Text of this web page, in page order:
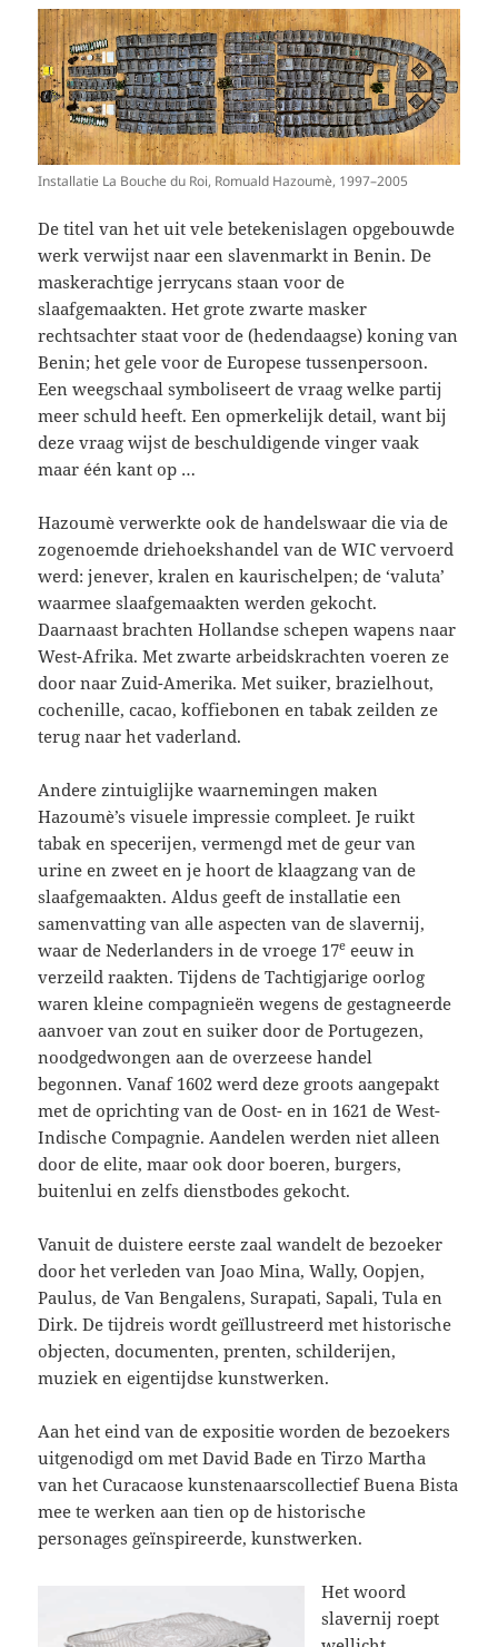
Installatie La Bouche du Roi, Romuald Hazoumè, 1997–2005
De titel van het uit vele betekenislagen opgebouwde
werk verwijst naar een slavenmarkt in Benin. De
maskerachtige jerrycans staan voor de
slaafgemaakten. Het grote zwarte masker
rechtsachter staat voor de (hedendaagse) koning van
Benin; het gele voor de Europese tussenpersoon.
Een weegschaal symboliseert de vraag welke partij
meer schuld heeft. Een opmerkelijk detail, want bij
deze vraag wijst de beschuldigende vinger vaak
maar één kant op …
Hazoumè verwerkte ook de handelswaar die via de
zogenoemde driehoekshandel van de WIC vervoerd
werd: jenever, kralen en kaurischelpen; de ‘valuta’
waarmee slaafgemaakten werden gekocht.
Daarnaast brachten Hollandse schepen wapens naar
West-Afrika. Met zwarte arbeidskrachten voeren ze
door naar Zuid-Amerika. Met suiker, brazielhout,
cochenille, cacao, koffiebonen en tabak zeilden ze
terug naar het vaderland.
Andere zintuiglijke waarnemingen maken
Hazoumè’s visuele impressie compleet. Je ruikt
tabak en specerijen, vermengd met de geur van
urine en zweet en je hoort de klaagzang van de
slaafgemaakten. Aldus geeft de installatie een
samenvatting van alle aspecten van de slavernij,
waar de Nederlanders in de vroege 17e eeuw in
verzeild raakten. Tijdens de Tachtigjarige oorlog
waren kleine compagnieën wegens de gestagneerde
aanvoer van zout en suiker door de Portugezen,
noodgedwongen aan de overzeese handel
begonnen. Vanaf 1602 werd deze groots aangepakt
met de oprichting van de Oost- en in 1621 de West-
Indische Compagnie. Aandelen werden niet alleen
door de elite, maar ook door boeren, burgers,
buitenlui en zelfs dienstbodes gekocht.
Vanuit de duistere eerste zaal wandelt de bezoeker
door het verleden van Joao Mina, Wally, Oopjen,
Paulus, de Van Bengalens, Surapati, Sapali, Tula en
Dirk. De tijdreis wordt geïllustreerd met historische
objecten, documenten, prenten, schilderijen,
muziek en eigentijdse kunstwerken.
Aan het eind van de expositie worden de bezoekers
uitgenodigd om met David Bade en Tirzo Martha
van het Curacaose kunstenaarscollectief Buena Bista
mee te werken aan tien op de historische
personages geïnspireerde, kunstwerken.
Het woord
slavernij roept